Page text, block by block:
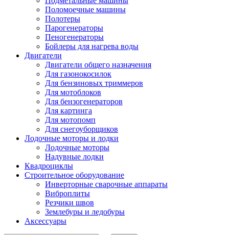
Поломоечные машины
Полотеры
Парогенераторы
Пеногенераторы
Бойлеры для нагрева воды
Двигатели
Двигатели общего назначения
Для газонокосилок
Для бензиновых триммеров
Для мотоблоков
Для бензогенераторов
Для картинга
Для мотопомп
Для снегоуборщиков
Лодочные моторы и лодки
Лодочные моторы
Надувные лодки
Квадроциклы
Строительное оборудование
Инверторные сварочные аппараты
Виброплиты
Резчики швов
Землебуры и ледобуры
Аксессуары